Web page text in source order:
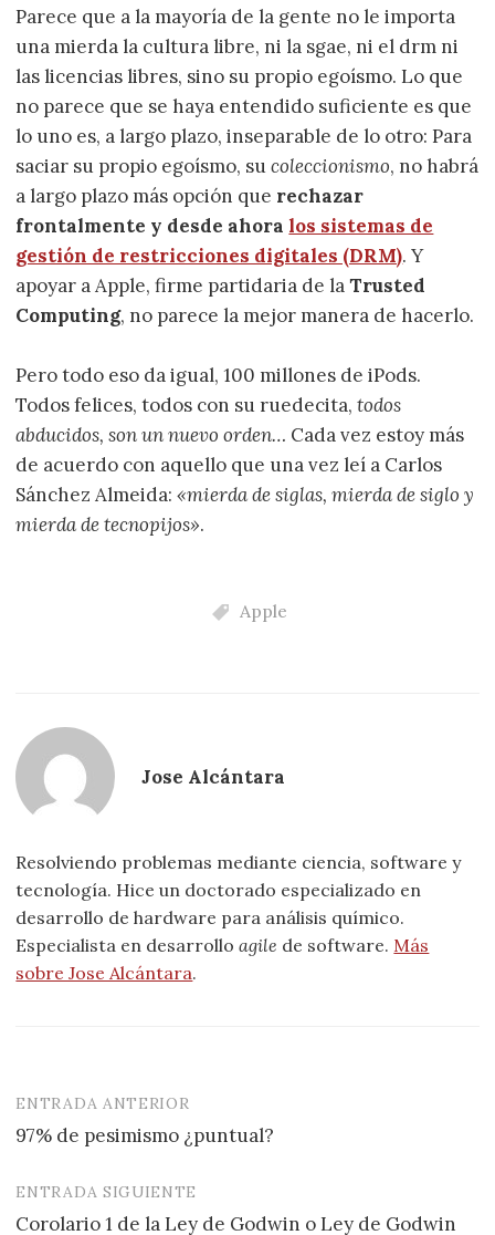
Parece que a la mayoría de la gente no le importa
una mierda la cultura libre, ni la sgae, ni el drm ni
las licencias libres, sino su propio egoísmo. Lo que
no parece que se haya entendido suficiente es que
lo uno es, a largo plazo, inseparable de lo otro: Para
saciar su propio egoísmo, sucoleccionismo, no habrá
a largo plazo más opción que rechazar
frontalmente y desde ahoralos sistemas de
gestión de restricciones digitales (DRM). Y
apoyar a Apple, firme partidaria de laTrusted
Computing, no parece la mejor manera de hacerlo.
Pero todo eso da igual, 100 millones de iPods.
Todos felices, todos con su ruedecita,todos
abducidos, son un nuevo orden… Cada vez estoy más
de acuerdo con aquello que una vez leí a Carlos
Sánchez Almeida:«mierda de siglas, mierda de siglo y
mierda de tecnopijos».
Apple
Jose Alcántara
Resolviendo problemas mediante ciencia, software y
tecnología. Hice un doctorado especializado en
desarrollo de hardware para análisis químico.
Especialista en desarrolloagile de software. Más
sobre Jose Alcántara.
Navegación
de
entradas
ENTRADA ANTERIOR
97% de pesimismo ¿puntual?
ENTRADA SIGUIENTE
Corolario 1 de la Ley de Godwin o Ley de Godwin